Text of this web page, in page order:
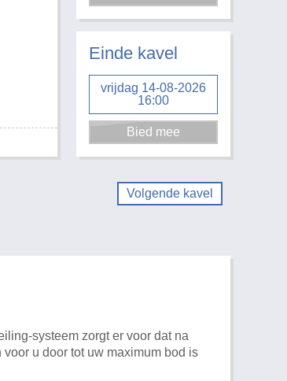
Einde kavel
vrijdag 14-08-2026
16:00
Volgende kavel
systeem zorgt er voor dat na
u door tot uw maximum bod is